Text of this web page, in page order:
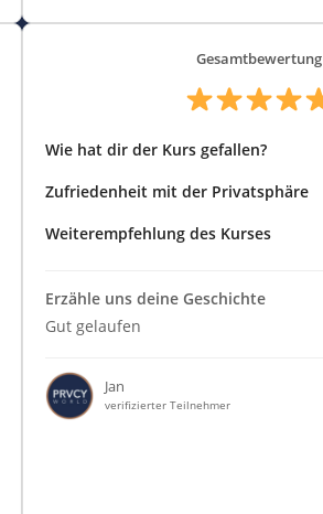
Gesamtbewertung
Wie hat dir der Kurs gefallen?
Zufriedenheit mit der Privatsphäre
Weiterempfehlung des Kurses
Erzähle uns deine Geschichte
Gut gelaufen
Jan
verifizierter Teilnehmer